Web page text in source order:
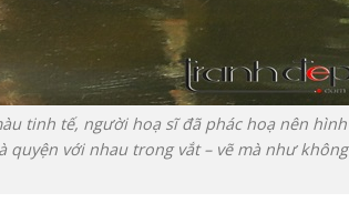
tinh tế, người hoạ sĩ đã phác hoạ nên hình
với nhau trong vắt – vẽ mà như không